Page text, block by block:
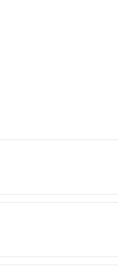
(新竹市東區)